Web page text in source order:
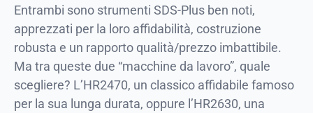
Entrambi sono strumenti SDS-Plus ben noti,
apprezzati per la loro affidabilità, costruzione
robusta e un rapporto qualità/prezzo imbattibile.
Ma tra queste due “macchine da lavoro”, quale
scegliere? L’HR2470, un classico affidabile famoso
per la sua lunga durata, oppure l’HR2630, una